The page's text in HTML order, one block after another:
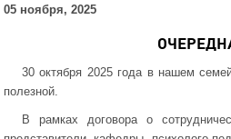
05 ноября, 2025
30 октября 2025 года в нашем
полезной.
В рамках договора о